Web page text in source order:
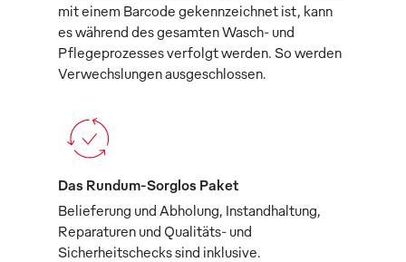
mit einem Barcode gekennzeichnet ist, kann
es während des gesamten Wasch- und
Pflegeprozesses verfolgt werden. So werden
Verwechslungen ausgeschlossen.
Das Rundum-Sorglos Paket
Belieferung und Abholung, Instandhaltung,
Reparaturen und Qualitäts- und
Sicherheitschecks sind inklusive.